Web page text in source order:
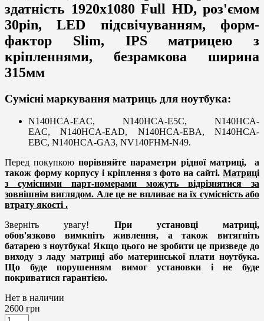
здатність 1920x1080 Full HD, роз'ємом
30pin, LED підсвічуванням, форм-
фактор Slim, IPS матрицею з
кріпленнями, безрамкова ширина
315мм
Сумісні маркування матриць для ноутбука:
N140HCA-EAC, N140HCA-E5C, N140HCA-
EAC, N140HCA-EAD, N140HCA-EBA, N140HCA-
EBC, N140HCA-GA3, NV140FHM-N49.
Перед покупкоюпорівняйте параметри рідної матриці,
а
також форму корпусу і кріплення з фото на сайті. Матриці
з сумісними парт-номерами можуть відрізнятися за
зовнішнім виглядом. Але це не впливає на їх сумісність або
втрату якості .
Зверніть увагу! При установці матриці,
обов'язково вимкніть живлення, а також витягніть
батарею з ноутбука! Якщо цього не зробити це призведе до
виходу з ладу матриці або материнської плати ноутбука.
Що буде порушенням вимог установки і не буде
покриватися гарантією.
Нет в наличии
2600 грн